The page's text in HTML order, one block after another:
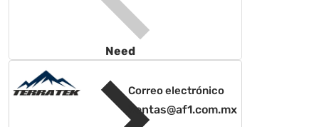
Needhelp?
Correo electrónico
Ventas@af1.com.mx